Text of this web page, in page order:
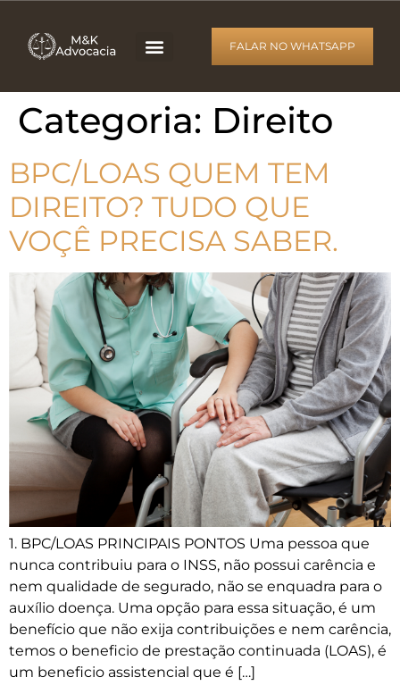
FALAR NO WHATSAPP
Categoria: Direito
BPC/LOAS QUEM TEM
DIREITO? TUDO QUE
VOÇÊ PRECISA SABER.
1. BPC/LOAS PRINCIPAIS PONTOS Uma pessoa que
nunca contribuiu para o INSS, não possui carência e
nem qualidade de segurado, não se enquadra para o
auxílio doença. Uma opção para essa situação, é um
benefício que não exija contribuições e nem carência,
temos o beneficio de prestação continuada (LOAS), é
um beneficio assistencial que é […]